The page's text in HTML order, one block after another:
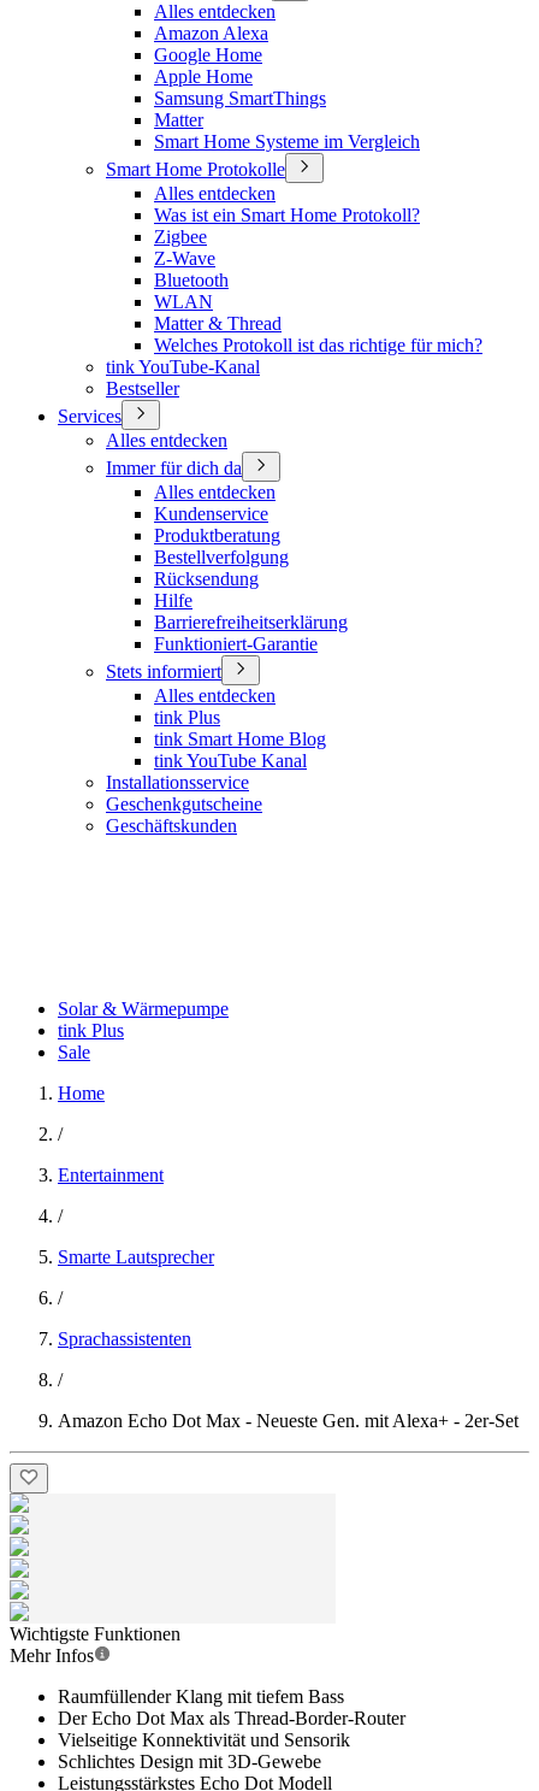
Alles entdecken
Amazon Alexa
Google Home
Apple Home
Samsung SmartThings
Matter
Smart Home Systeme im Vergleich
Smart Home Protokolle
Alles entdecken
Was ist ein Smart Home Protokoll?
Zigbee
Z-Wave
Bluetooth
WLAN
Matter & Thread
Welches Protokoll ist das richtige für mich?
tink YouTube-Kanal
Bestseller
Services
Alles entdecken
Immer für dich da
Alles entdecken
Kundenservice
Produktberatung
Bestellverfolgung
Rücksendung
Hilfe
Barrierefreiheitserklärung
Funktioniert-Garantie
Stets informiert
Alles entdecken
tink Plus
tink Smart Home Blog
tink YouTube Kanal
Installationsservice
Geschenkgutscheine
Geschäftskunden
Solar & Wärmepumpe
tink Plus
Sale
Home
/
Entertainment
/
Smarte Lautsprecher
/
Sprachassistenten
/
Amazon Echo Dot Max - Neueste Gen. mit Alexa+ - 2er-Set
Wichtigste Funktionen
Mehr Infos
Raumfüllender Klang mit tiefem Bass
Der Echo Dot Max als Thread-Border-Router
Vielseitige Konnektivität und Sensorik
Schlichtes Design mit 3D-Gewebe
Leistungsstärkstes Echo Dot Modell